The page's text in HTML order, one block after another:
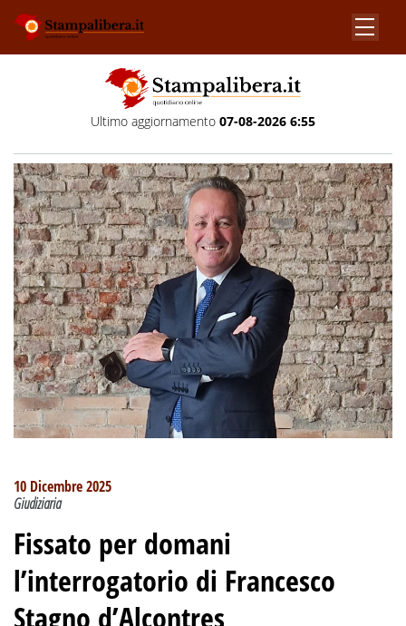
Ultimo aggiornamento 07-08-2026 6:55
10 Dicembre 2025
Giudiziaria
Fissato per domani
l’interrogatorio di Francesco
Stagno d’Alcontres